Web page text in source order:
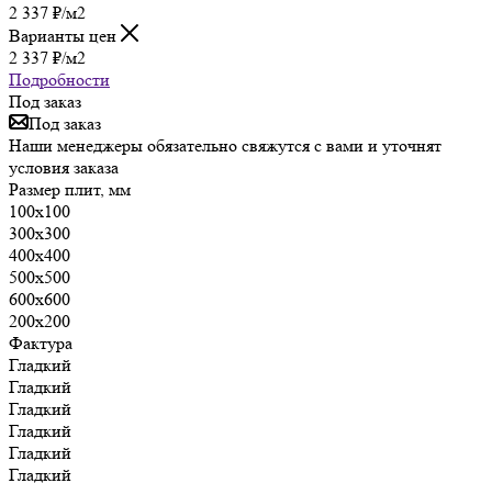
2 337 ₽/м2
Варианты цен
2 337 ₽/м2
Подробности
Под заказ
Под заказ
Наши менеджеры обязательно свяжутся с вами и уточнят
условия заказа
Размер плит, мм
100х100
300х300
400х400
500х500
600х600
200х200
Фактура
Гладкий
Гладкий
Гладкий
Гладкий
Гладкий
Гладкий